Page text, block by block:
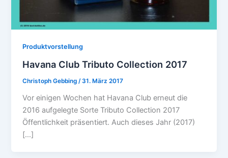
Produktvorstellung
Havana Club Tributo Collection 2017
Christoph Gebbing/31. März 2017
Vor einigen Wochen hat Havana Club erneut die
2016 aufgelegte Sorte Tributo Collection 2017
Öffentlichkeit präsentiert. Auch dieses Jahr (2017)
[…]